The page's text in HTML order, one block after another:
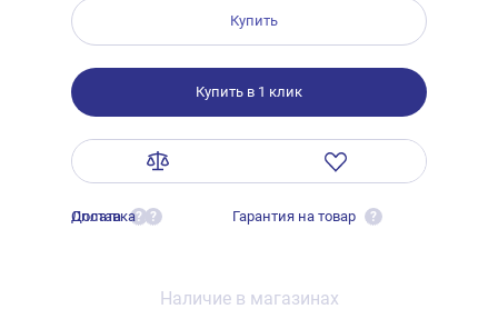
Купить
Купить в 1 клик
Оплата ?
Доставка ? Гарантия на товар ?
Наличие в магазинах